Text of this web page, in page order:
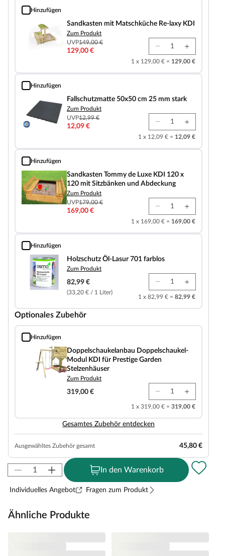
Hinzufügen
Sandkasten mit Matschküche Re-laxy KDI
Sandkasten mit Matschküche Re-laxy KDI
Zum Produkt
UVP149,00 €
129,00 €
1 x 129,00 € = 129,00 €
Hinzufügen
Fallschutzmatte 50x50 cm 25 mm stark
Fallschutzmatte 50x50 cm 25 mm stark
Zum Produkt
UVP12,99 €
12,09 €
1 x 12,09 € = 12,09 €
Hinzufügen
Sandkasten Tommy de Luxe KDI 120 x 120 mit Sitzbänken und Abdeckung
Sandkasten Tommy de Luxe KDI 120 x
120 mit Sitzbänken und Abdeckung
Zum Produkt
UVP179,00 €
169,00 €
1 x 169,00 € = 169,00 €
Hinzufügen
Holzschutz Öl-Lasur 701 farblos
Holzschutz Öl-Lasur 701 farblos
Zum Produkt
82,99 €
(33,20 € / 1 Liter)
1 x 82,99 € = 82,99 €
Optionales Zubehör
Hinzufügen
Doppelschaukelanbau Doppelschaukel-Modul KDI für Prestige Garden
Doppelschaukelanbau Doppelschaukel-
Modul KDI für Prestige Garden
Stelzenhäuser
Zum Produkt
319,00 €
1 x 319,00 € = 319,00 €
Gesamtes Zubehör entdecken
Ausgewähltes Zubehör gesamt 45,80 €
In den Warenkorb
Individuelles Angebot Fragen zum Produkt
Ähnliche Produkte